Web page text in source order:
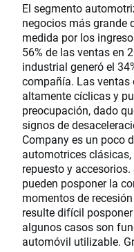
El segmento
negocios más grande
medida por los
56% de las ventas en
industrial generó el
compañía. Las
altamente cíclicas y
preocupación, dado
signos de
Company es un poco
automotrices
repuesto y
pueden posponer la
momentos de
resulte difícil
algunos casos son
automóvil utilizable.